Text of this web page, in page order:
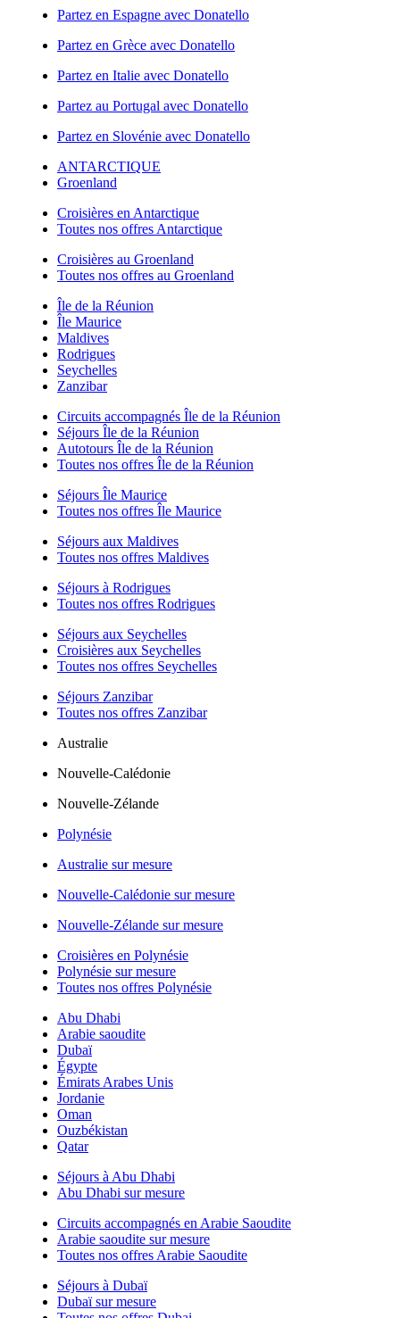
Partez en Espagne avec Donatello
Partez en Grèce avec Donatello
Partez en Italie avec Donatello
Partez au Portugal avec Donatello
Partez en Slovénie avec Donatello
ANTARCTIQUE
Groenland
Croisières en Antarctique
Toutes nos offres Antarctique
Croisières au Groenland
Toutes nos offres au Groenland
Île de la Réunion
Île Maurice
Maldives
Rodrigues
Seychelles
Zanzibar
Circuits accompagnés Île de la Réunion
Séjours Île de la Réunion
Autotours Île de la Réunion
Toutes nos offres Île de la Réunion
Séjours Île Maurice
Toutes nos offres Île Maurice
Séjours aux Maldives
Toutes nos offres Maldives
Séjours à Rodrigues
Toutes nos offres Rodrigues
Séjours aux Seychelles
Croisières aux Seychelles
Toutes nos offres Seychelles
Séjours Zanzibar
Toutes nos offres Zanzibar
Australie
Nouvelle-Calédonie
Nouvelle-Zélande
Polynésie
Australie sur mesure
Nouvelle-Calédonie sur mesure
Nouvelle-Zélande sur mesure
Croisières en Polynésie
Polynésie sur mesure
Toutes nos offres Polynésie
Abu Dhabi
Arabie saoudite
Dubaï
Égypte
Émirats Arabes Unis
Jordanie
Oman
Ouzbékistan
Qatar
Séjours à Abu Dhabi
Abu Dhabi sur mesure
Circuits accompagnés en Arabie Saoudite
Arabie saoudite sur mesure
Toutes nos offres Arabie Saoudite
Séjours à Dubaï
Dubaï sur mesure